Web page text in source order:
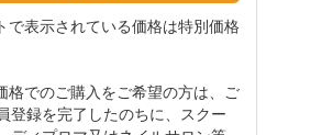
で表示されている価格は特別価格
格でのご購入をご希望の方は、ご
登録を完了したのちに、スクー